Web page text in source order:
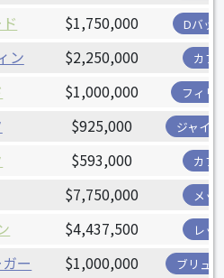
$1,750,000 Dバッ
ン $2,250,000 カブ
$1,000,000 フィリ
$925,000 ジャイ
$593,000 カブ
$7,750,000 メッ
$4,437,500 レッ
ー $1,000,000 ブリュ